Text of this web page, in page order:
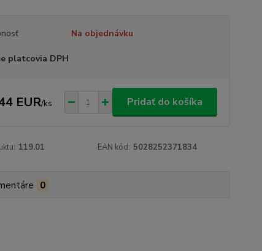
Na objednávku
platcovia DPH
EUR/ks Pridať do košíka
119.01 EAN kód: 5028252371834
0